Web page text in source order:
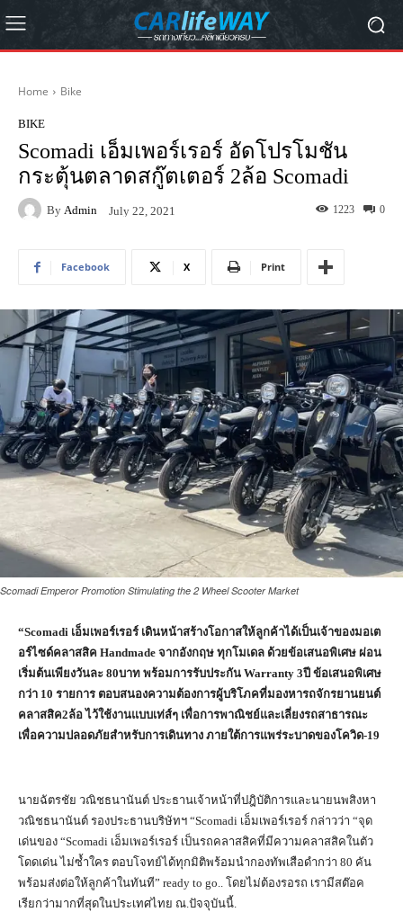
Home Bike
BIKE
Scomadi เอ็มเพอร์เรอร์ อัดโปรโมชัน
กระตุ้นตลาดสกู๊ตเตอร์ 2ล้อ Scomadi
By Admin July 22, 2021 0
1223
Facebook X Print
Scomadi Emperor Promotion Stimulating the 2 Wheel Scooter Market
“Scomadi เอ็มเพอร์เรอร์ เดินหน้าสร้างโอกาสให้ลูกค้าได้เป็นเจ้าของมอเต
อร์ไซด์คลาสสิค Handmade จากอังกฤษ ทุกโมเดล ด้วยข้อเสนอพิเศษ ผ่อน
เริ่มต้นเพียงวันละ 80บาท พร้อมการรับประกัน Warranty 3ปี ข้อเสนอพิเศษ
กว่า 10 รายการ ตอบสนองความต้องการผู้บริโภคที่มองหารถจักรยานยนต์
คลาสสิค2ล้อ ไว้ใช้งานแบบเท่ส์ๆ เพื่อการพาณิชย์และเลี่ยงรถสาธารณะ
เพื่อความปลอดภัยสำหรับการเดินทาง ภายใต้การแพร่ระบาดของโควิด-19
นายฉัตรชัย วณิชธนานันต์ ประธานเจ้าหน้าที่ปฎิบัติการและนายนพสิงหา
วณิชธนานันต์ รองประธานบริษัทฯ “Scomadi เอ็มเพอร์เรอร์ กล่าวว่า “จุด
เด่นของ “Scomadi เอ็มเพอร์เรอร์ เป็นรถคลาสสิคที่มีความคลาสสิคในตัว
โดดเด่น ไม่ซ้ำใคร ตอบโจทย์ได้ทุกมิติพร้อมนำกองทัพเสือดำกว่า 80 คัน
พร้อมส่งต่อให้ลูกค้าในทันที” ready to go.. โดยไม่ต้องรอรถ เรามีสต๊อค
เรียกว่ามากที่สุดในประเทศไทย ณ.ปัจจุบันนี้.